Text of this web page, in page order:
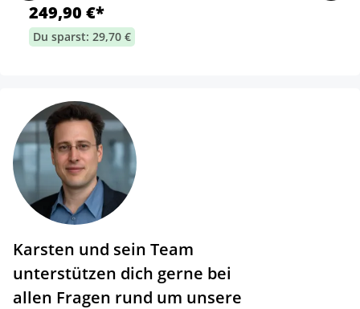
249,90 €*
Du sparst: 29,70 €
Karsten und sein Team
unterstützen dich gerne bei
allen Fragen rund um unsere